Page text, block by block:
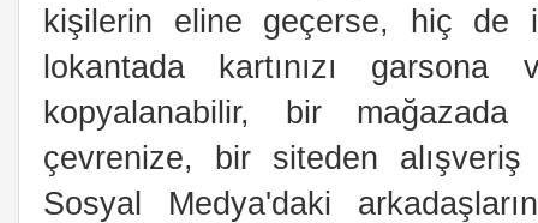
kişilerin eline geçerse, hiç de
lokantada kartınızı
kopyalanabilir, bir
çevrenize, bir siteden alışveriş
Sosyal Medya'daki